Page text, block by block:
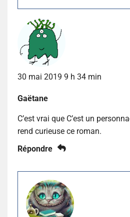
30 mai 2019 9 h 34 min
Gaëtane
C’est vrai que C’est un
rend curieuse ce roman.
Répondre